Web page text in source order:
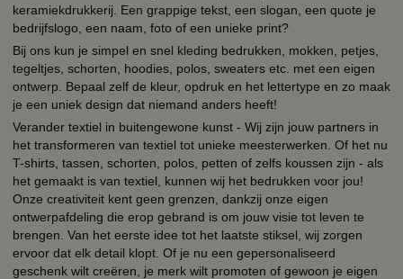
keramiekdrukkerij. Een grappige tekst, een slogan, een quote je
bedrijfslogo, een naam, foto of een unieke print?
Bij ons kun je simpel en snel kleding bedrukken, mokken, petjes,
tegeltjes, schorten, hoodies, polos, sweaters etc. met een eigen
ontwerp. Bepaal zelf de kleur, opdruk en het lettertype en zo maak
je een uniek design dat niemand anders heeft!
Verander textiel in buitengewone kunst - Wij zijn jouw partners in
het transformeren van textiel tot unieke meesterwerken. Of het nu
T-shirts, tassen, schorten, polos, petten of zelfs koussen zijn - als
het gemaakt is van textiel, kunnen wij het bedrukken voor jou!
Onze creativiteit kent geen grenzen, dankzij onze eigen
ontwerpafdeling die erop gebrand is om jouw visie tot leven te
brengen. Van het eerste idee tot het laatste stiksel, wij zorgen
ervoor dat elk detail klopt. Of je nu een gepersonaliseerd
geschenk wilt creëren, je merk wilt promoten of gewoon je eigen